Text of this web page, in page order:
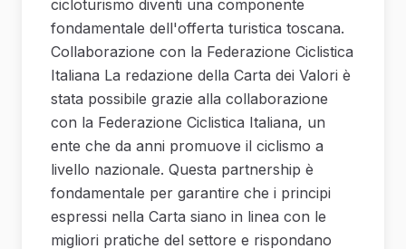
cicloturismo diventi una componente
fondamentale dell'offerta turistica toscana.
Collaborazione con la Federazione Ciclistica
Italiana La redazione della Carta dei Valori è
stata possibile grazie alla collaborazione
con la Federazione Ciclistica Italiana, un
ente che da anni promuove il ciclismo a
livello nazionale. Questa partnership è
fondamentale per garantire che i principi
espressi nella Carta siano in linea con le
migliori pratiche del settore e rispondano